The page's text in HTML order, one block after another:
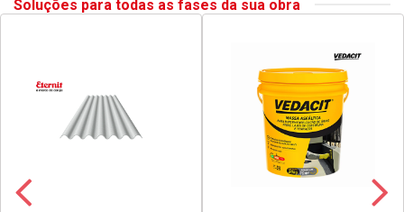
Soluções para todas as fases da sua obra